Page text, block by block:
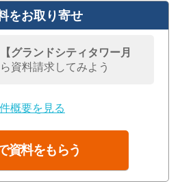
をお取り寄せ
【グランドシティタワー月
資料請求してみよう
概要を見る
資料をもらう